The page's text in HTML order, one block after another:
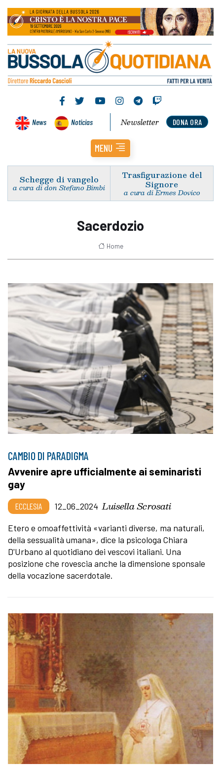
News Noticias DONA ORA
Newsletter
MENU
Schegge di vangelo
a cura di don Stefano Bimbi
Trasfigurazione del
Signore
a cura di Ermes Dovico
Sacerdozio
Home
CAMBIO DI PARADIGMA
Avvenire apre ufficialmente ai seminaristi
gay
ECCLESIA 12_06_2024 Luisella Scrosati
Etero e omoaffettività «varianti diverse, ma naturali,
della sessualità umana», dice la psicologa Chiara
D'Urbano al quotidiano dei vescovi italiani. Una
posizione che rovescia anche la dimensione sponsale
della vocazione sacerdotale.